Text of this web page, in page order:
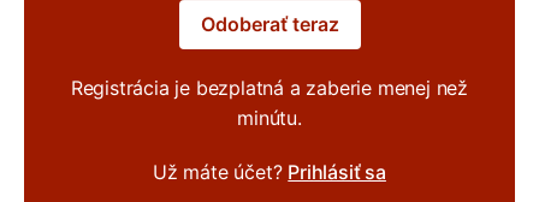
Odoberať teraz
Registrácia je bezplatná a zaberie menej než
minútu.
Už máte účet? Prihlásiť sa